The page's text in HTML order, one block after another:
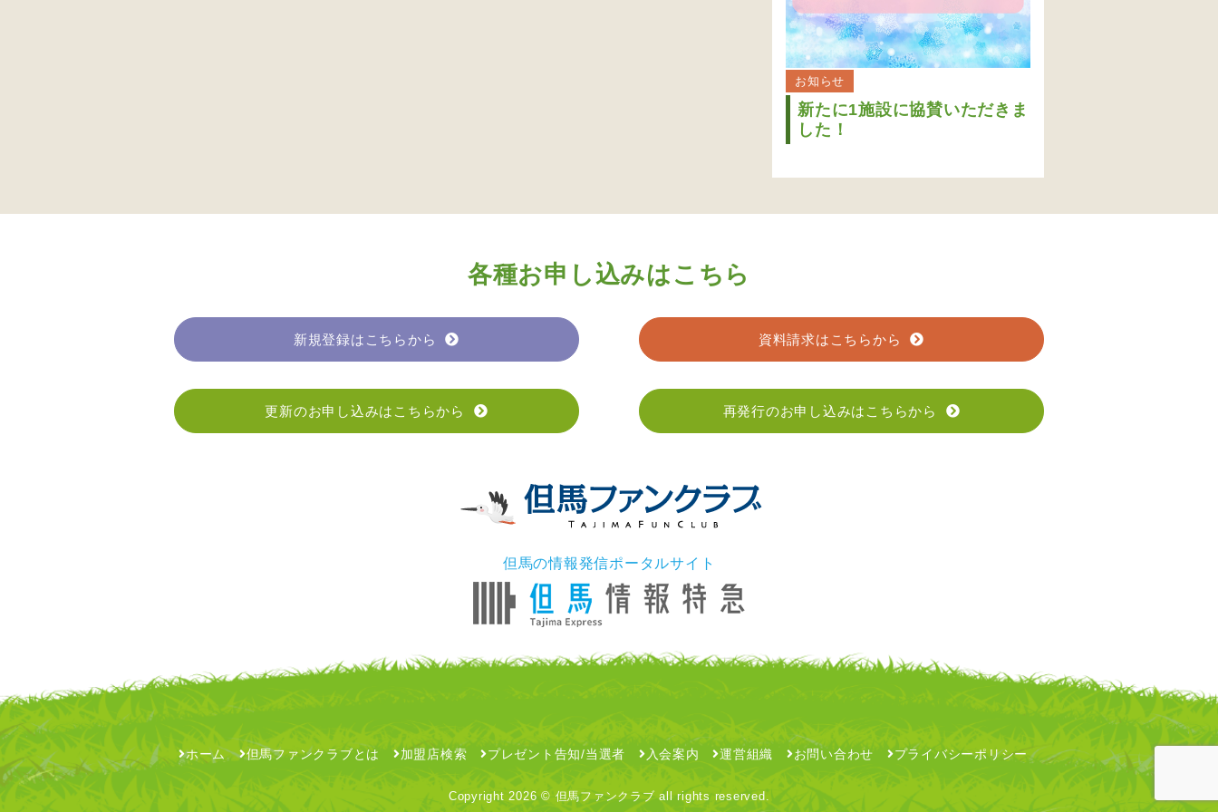
お知らせ
新たに1施設に協賛いただきま
した！
各種お申し込みはこちら
新規登録はこちらから 資料請求はこちらから
更新のお申し込みはこちらから 再発行のお申し込みはこちらから
但馬の情報発信ポータルサイト
ホーム 但馬ファンクラブとは 加盟店検索 プレゼント告知/当選者 入会案内 運営組織 お問い合わせ プライバシーポリシー
Copyright 2026 © 但馬ファンクラブ all rights reserved.